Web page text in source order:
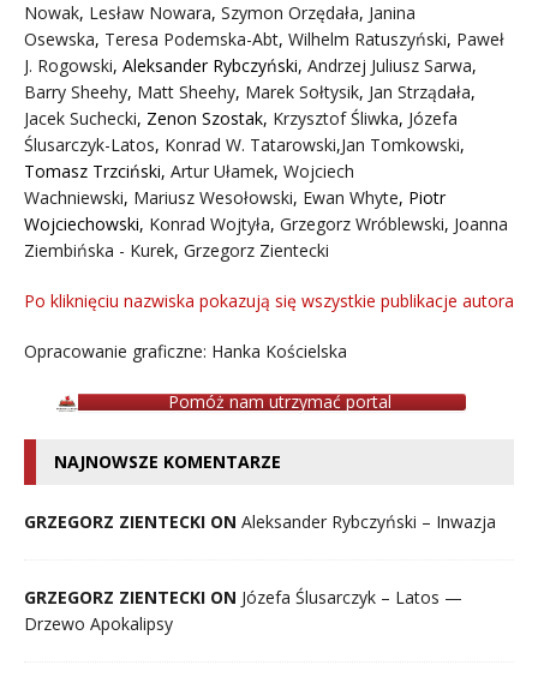
Nowak, Lesław Nowara, Szymon Orzędała, Janina
Osewska, Teresa Podemska-Abt, Wilhelm Ratuszyński, Paweł
J. Rogowski, Aleksander Rybczyński, Andrzej Juliusz Sarwa,
Barry Sheehy, Matt Sheehy, Marek Sołtysik, Jan Strządała,
Jacek Suchecki, Zenon Szostak, Krzysztof Śliwka, Józefa
Ślusarczyk-Latos, Konrad W. Tatarowski,Jan Tomkowski,
Tomasz Trzciński, Artur Ułamek, Wojciech
Wachniewski, Mariusz Wesołowski, Ewan Whyte, Piotr
Wojciechowski, Konrad Wojtyła, Grzegorz Wróblewski, Joanna
Ziembińska - Kurek, Grzegorz Zientecki
Po kliknięciu nazwiska pokazują się wszystkie publikacje autora
Opracowanie graficzne: Hanka Kościelska
Pomóż nam utrzymać portal
NAJNOWSZE KOMENTARZE
GRZEGORZ ZIENTECKI ON Aleksander Rybczyński – Inwazja
GRZEGORZ ZIENTECKI ON Józefa Ślusarczyk – Latos —
Drzewo Apokalipsy